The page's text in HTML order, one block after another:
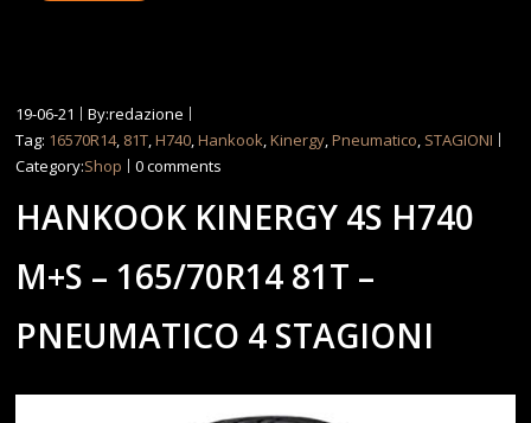
19-06-21
By:redazione
Tag: 16570R14, 81T ,H740 ,Hankook ,Kinergy ,Pneumatico STAGIONI
Category:Shop 0 comments
HANKOOK KINERGY 4S H740
M+S – 165/70R14 81T –
PNEUMATICO 4 STAGIONI